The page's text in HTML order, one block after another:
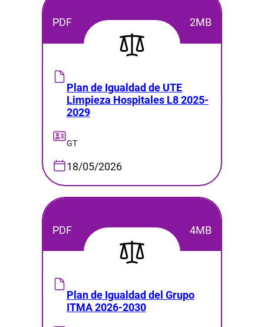
PDF 2MB
Plan de Igualdad de UTE
Limpieza Hospitales L8 2025-
2029
GT
18/05/2026
PDF 4MB
Plan de Igualdad del Grupo
ITMA 2026-2030